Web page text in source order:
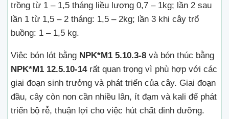
trồng từ 1 – 1,5 tháng liều lượng 0,7 – 1kg; lần 2 sau
lần 1 từ 1,5 – 2 tháng: 1,5 – 2kg; lần 3 khi cây trổ
buồng: 1 – 1,5 kg.
Việc bón lót bằng NPK*M1 5.10.3-8 và bón thúc bằng
NPK*M1 12.5.10-14rất quan trọng vì phù hợp với các
giai đoạn sinh trưởng và phát triển của cây. Giai đoạn
đầu, cây còn non cần nhiều lân, ít đạm và kali để phát
triển bộ rễ, thuận lợi cho việc hút chất dinh dưỡng.